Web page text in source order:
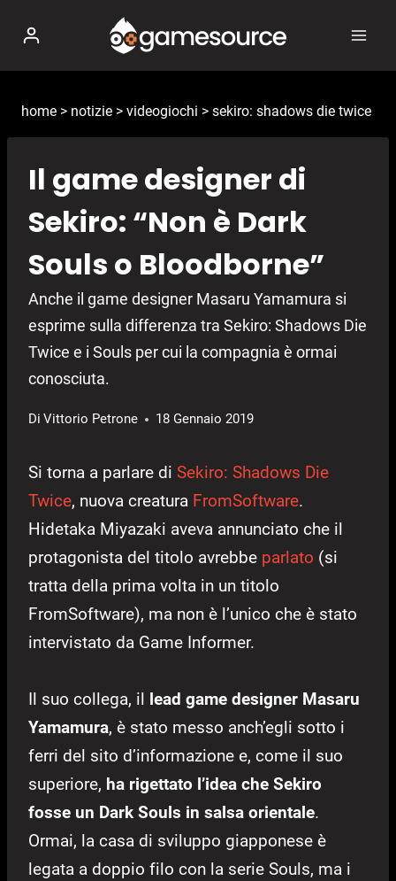
contenuto
home > notizie > videogiochi > sekiro: shadows die twice
Il game designer di
Sekiro: “Non è Dark
Souls o Bloodborne”
Anche il game designer Masaru Yamamura si
esprime sulla differenza tra Sekiro: Shadows Die
Twice e i Souls per cui la compagnia è ormai
conosciuta.
Di Vittorio Petrone 18 Gennaio 2019
Si torna a parlare di Sekiro: Shadows Die
Twice, nuova creatura FromSoftware.
Hidetaka Miyazaki aveva annunciato che il
protagonista del titolo avrebbe parlato (si
tratta della prima volta in un titolo
FromSoftware), ma non è l’unico che è stato
intervistato da Game Informer.
Il suo collega, il lead game designer Masaru
Yamamura, è stato messo anch’egli sotto i
ferri del sito d’informazione e, come il suo
superiore, ha rigettato l’idea che Sekiro
fosse un Dark Souls in salsa orientale.
Ormai, la casa di sviluppo giapponese è
legata a doppio filo con la serie Souls, ma i